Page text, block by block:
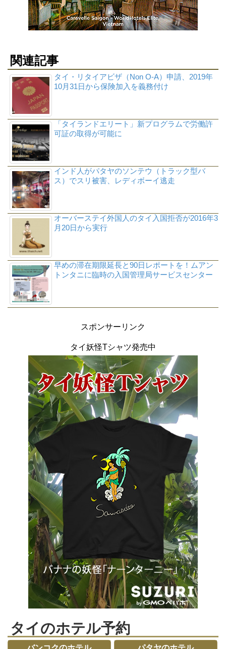
関連記事
タイ・リタイアビザ（Non O-A）申請、2019年
10月31日から保険加入を義務付け
「タイランドエリート」新プログラムで労働許
可証の取得が可能に
インド人がパタヤのソンテウ（トラック型バ
ス）でスリ被害、レディボーイ逃走
オーバーステイ外国人のタイ入国拒否が2016年3
月20日から実行
早めの滞在期限延長と90日レポートを！ムアン
トンタニに臨時の入国管理局サービスセンター
スポンサーリンク
タイ妖怪Tシャツ発売中
タイのホテル予約